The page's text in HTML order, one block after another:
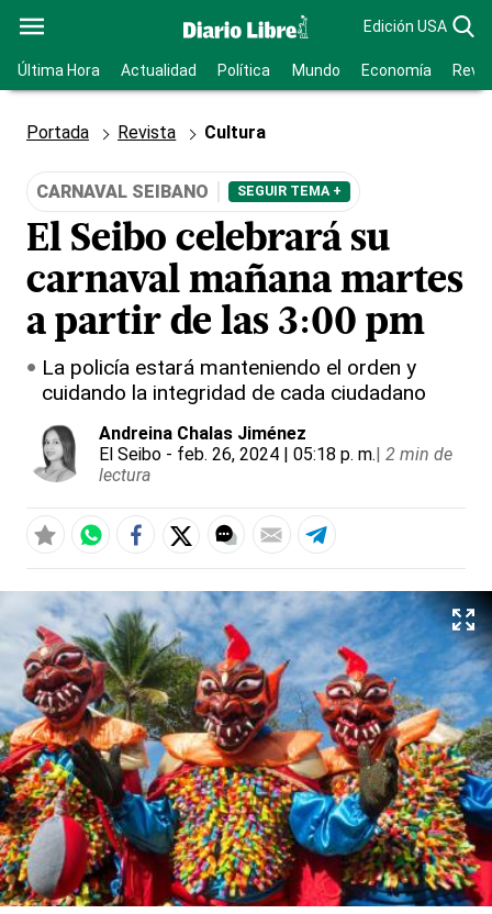
Edición USA
Última Hora Actualidad Política Mundo Economía
Portada Revista Cultura
CARNAVAL SEIBANO SEGUIR TEMA +
El Seibo celebrará su
carnaval mañana martes
a partir de las 3:00 pm
La policía estará manteniendo el orden y
cuidando la integridad de cada ciudadano
Andreina Chalas Jiménez
El Seibo - feb. 26, 2024 | 05:18 p. m.| 2 min de
lectura